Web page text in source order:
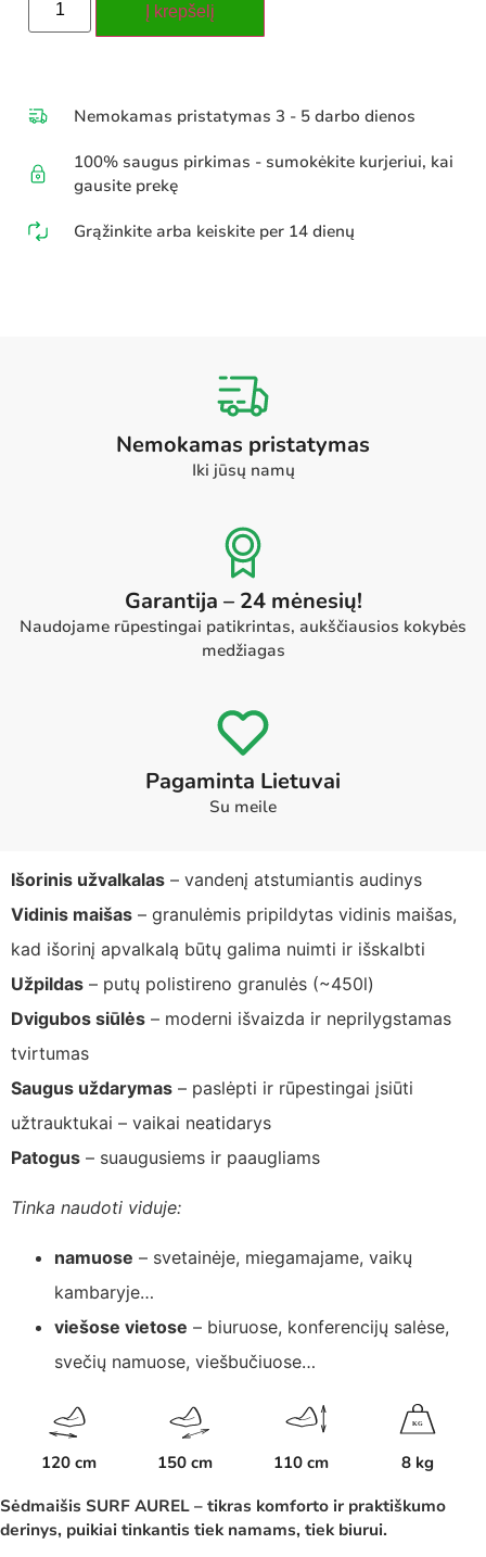
Į krepšelį
Nemokamas pristatymas 3 - 5 darbo dienos
100% saugus pirkimas - sumokėkite kurjeriui, kai
gausite prekę
Grąžinkite arba keiskite per 14 dienų
Nemokamas pristatymas
Iki jūsų namų
Garantija – 24 mėnesių!
Naudojame rūpestingai patikrintas, aukščiausios kokybės
medžiagas
Pagaminta Lietuvai
Su meile
Išorinis užvalkalas – vandenį atstumiantis audinys
Vidinis maišas – granulėmis pripildytas vidinis maišas,
kad išorinį apvalkalą būtų galima nuimti ir išskalbti
Užpildas – putų polistireno granulės (~450l)
Dvigubos siūlės – moderni išvaizda ir neprilygstamas
tvirtumas
Saugus uždarymas – paslėpti ir rūpestingai įsiūti
užtrauktukai – vaikai neatidarys
Patogus – suaugusiems ir paaugliams
Tinka naudoti viduje:
namuose – svetainėje, miegamajame, vaikų
kambaryje…
viešose vietose – biuruose, konferencijų salėse,
svečių namuose, viešbučiuose…
120 cm 150 cm 110 cm
KG
8 kg
Sėdmaišis SURF AUREL – tikras komforto ir praktiškumo
derinys, puikiai tinkantis tiek namams, tiek biurui.